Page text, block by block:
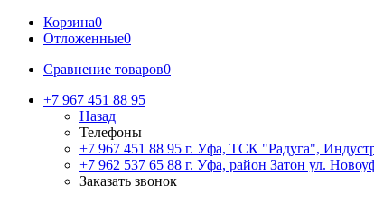
Корзина0
Отложенные0
Сравнение товаров0
+7 967 451 88 95
Назад
Телефоны
+7 967 451 88 95 г. Уфа, ТСК "Радуга",
+7 962 537 65 88 г. Уфа, район Затон ул.
Заказать звонок